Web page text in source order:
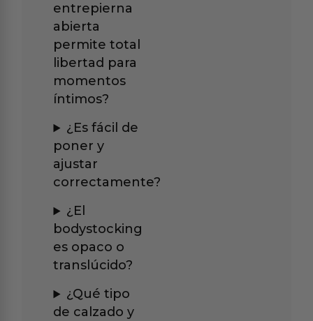
entrepierna
abierta
permite total
libertad para
momentos
íntimos?
¿Es fácil de
poner y
ajustar
correctamente?
¿El
bodystocking
es opaco o
translúcido?
¿Qué tipo
de calzado y